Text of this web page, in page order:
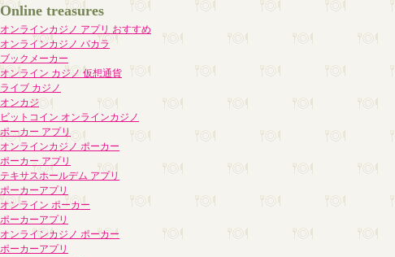
Online treasures
オンラインカジノ アプリ おすすめ
オンラインカジノ バカラ
ブックメーカー
オンライン カジノ 仮想通貨
ライブ カジノ
オンカジ
ビットコイン オンラインカジノ
ポーカー アプリ
オンラインカジノ ポーカー
ポーカー アプリ
テキサスホールデム アプリ
ポーカーアプリ
オンライン ポーカー
ポーカーアプリ
オンラインカジノ ポーカー
ポーカーアプリ